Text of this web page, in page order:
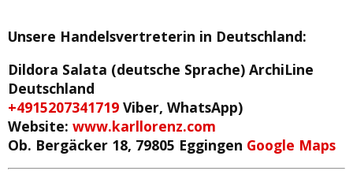
Unsere Handelsvertreterin in Deutschland:
Dildora Salata (deutsche Sprache) ArchiLine
Deutschland
+4915207341719 Viber, WhatsApp)
Website: www.karllorenz.com
Ob. Bergäcker 18, 79805 Eggingen Google Maps